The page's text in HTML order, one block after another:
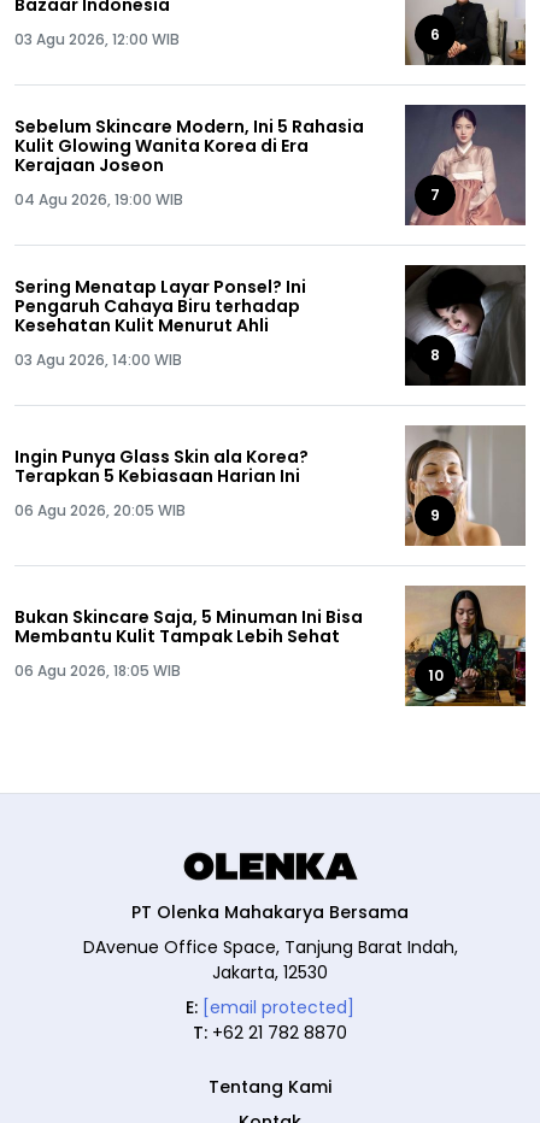
03 Agu 2026, 12:00 WIB 6
Sebelum Skincare Modern, Ini 5 Rahasia
Kulit Glowing Wanita Korea di Era
Kerajaan Joseon
04 Agu 2026, 19:00 WIB 7
Sering Menatap Layar Ponsel? Ini
Pengaruh Cahaya Biru terhadap
Kesehatan Kulit Menurut Ahli
03 Agu 2026, 14:00 WIB 8
Ingin Punya Glass Skin ala Korea?
Terapkan 5 Kebiasaan Harian Ini
06 Agu 2026, 20:05 WIB 9
Bukan Skincare Saja, 5 Minuman Ini Bisa
Membantu Kulit Tampak Lebih Sehat
06 Agu 2026, 18:05 WIB 10
PT Olenka Mahakarya Bersama
DAvenue Office Space, Tanjung Barat Indah,
Jakarta, 12530
E: [email protected]
T: +62 21 782 8870
Tentang Kami